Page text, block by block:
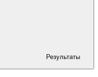
Результаты